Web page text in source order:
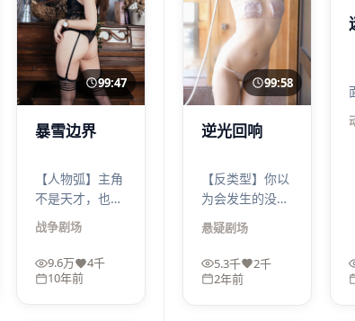
99:47
暴雪边界
【人物弧】主角
不是天才，也不
是英雄，只是一
个在选举夜里做
选择的人。《暴
雪边界》的好
战争剧场
9.6万
4千
10年前
99:58
逆光回响
【反类型】你以
为会发生的没发
生，你以为安全
的人最危险。逆
光回响用悬疑做
诱饵，真正钓上
悬疑剧场
5.3千
2千
2年前